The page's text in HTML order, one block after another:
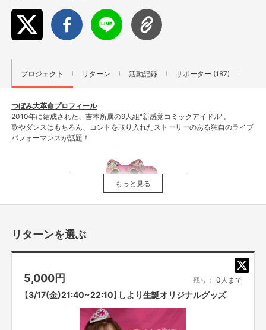
プロジェクト リターン 活動記録 サポーター (187)
つぼみ大革命プロフィール
2010年に結成された、吉本所属の9人組"新感覚コミックアイドル"。
歌やダンスはもちろん、コントを取り入れたストーリーのある独自のライブ
パフォーマンスが話題！
もっと見る
リターンを選ぶ
5,000円 残り： 0人まで
【3/17(金)21:40~22:10】しより生誕オリジナルグッズ